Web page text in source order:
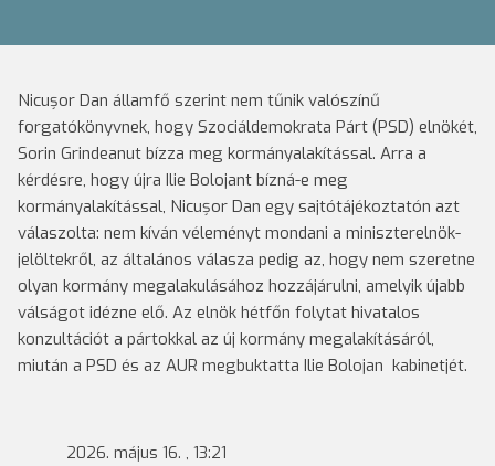
Nicușor Dan államfő szerint nem tűnik valószínű
forgatókönyvnek, hogy Szociáldemokrata Párt (PSD) elnökét,
Sorin Grindeanut bízza meg kormányalakítással. Arra a
kérdésre, hogy újra Ilie Bolojant bízná-e meg
kormányalakítással, Nicușor Dan egy sajtótájékoztatón azt
válaszolta: nem kíván véleményt mondani a miniszterelnök-
jelöltekről, az általános válasza pedig az, hogy nem szeretne
olyan kormány megalakulásához hozzájárulni, amelyik újabb
válságot idézne elő. Az elnök hétfőn folytat hivatalos
konzultációt a pártokkal az új kormány megalakításáról,
miután a PSD és az AUR megbuktatta Ilie Bolojan kabinetjét.
2026. május 16. , 13:21